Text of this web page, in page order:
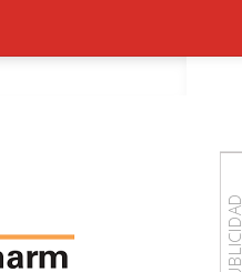
PUBLICIDAD